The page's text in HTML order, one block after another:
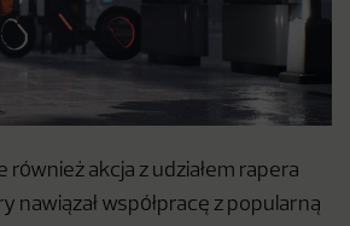
również akcja z udziałem rapera
nawiązał współpracę z popularną